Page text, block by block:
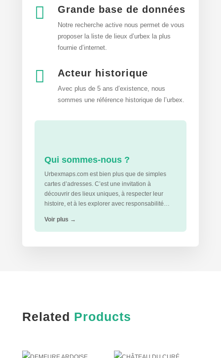
 Grande base de données
Notre recherche active nous permet de vous
proposer la liste de lieux d’urbex la plus
fournie d’internet.
 Acteur historique
Avec plus de 5 ans d’existence, nous
sommes une référence historique de l’urbex.
Qui sommes-nous ?
Urbexmaps.com est bien plus que de simples
cartes d’adresses. C’est une invitation à
découvrir des lieux uniques, à respecter leur
histoire, et à les explorer avec responsabilité…
Voir plus →
Related Products